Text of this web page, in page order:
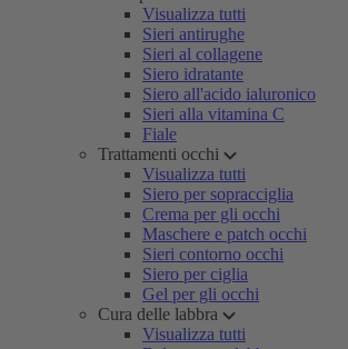
Visualizza tutti
Sieri antirughe
Sieri al collagene
Siero idratante
Siero all'acido ialuronico
Sieri alla vitamina C
Fiale
Trattamenti occhi
Visualizza tutti
Siero per sopracciglia
Crema per gli occhi
Maschere e patch occhi
Sieri contorno occhi
Siero per ciglia
Gel per gli occhi
Cura delle labbra
Visualizza tutti